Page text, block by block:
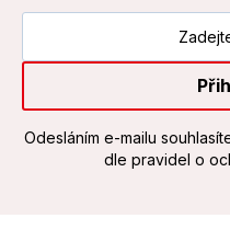
Odesláním e-mailu
dle pravidel o